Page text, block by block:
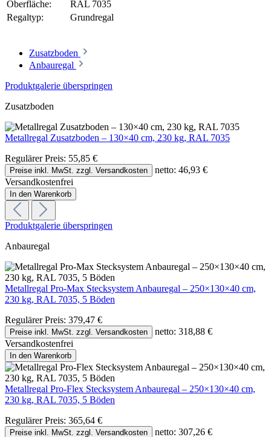
Oberfläche:
RAL 7035
Zusatzboden
Regulärer Preis:55,85 €
Preise inkl. MwSt. zzgl. Versandkosten
Versandkostenfrei
In den Warenkorb
Metallregal Pro-Max Stecksystem Anbauregal – 250×130×40 cm,
Regulärer Preis:379,47 €
Preise inkl. MwSt. zzgl. Versandkosten
Versandkostenfrei
In den Warenkorb
Metallregal Pro-Flex Stecksystem Anbauregal – 250×130×40 cm,
Regulärer Preis:365,64 €